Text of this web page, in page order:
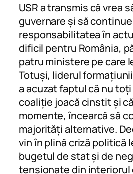
USR a transmis că vrea
guvernare și să
responsabilitatea în
dificil pentru România,
patru ministere pe care
Totuși, liderul
a acuzat faptul că nu
coaliție joacă cinstit și
momente, încearcă să
majorități alternative.
vin în plină criză politică
bugetul de stat și de
tensionate din interiorul